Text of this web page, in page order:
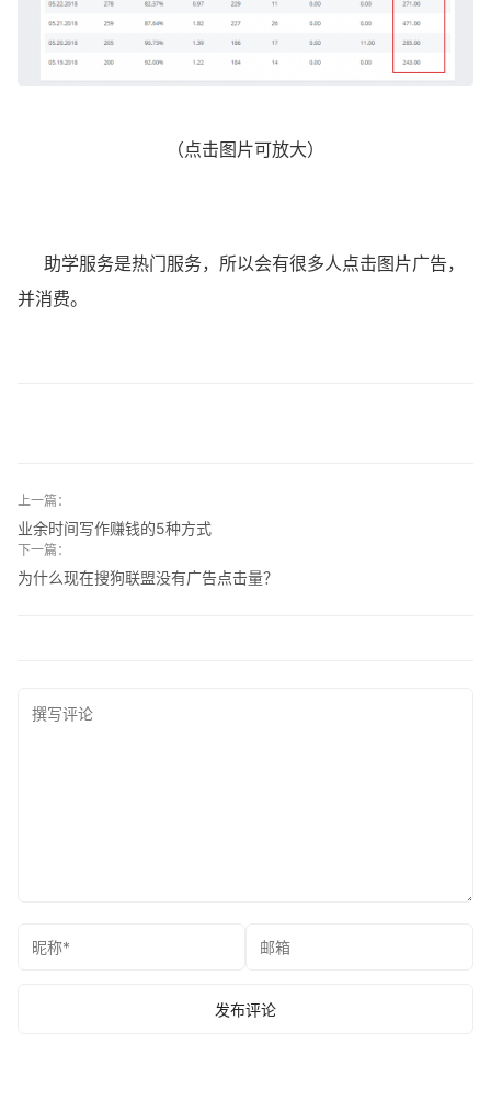
（点击图片可放大）
助学服务是热门服务，所以会有很多人点击图片广告，
并消费。
上一篇：
业余时间写作赚钱的5种方式
下一篇：
为什么现在搜狗联盟没有广告点击量？